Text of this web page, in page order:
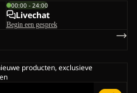
00:00 - 24:00
Livechat
Begin een gesprek
producten, exclusieve